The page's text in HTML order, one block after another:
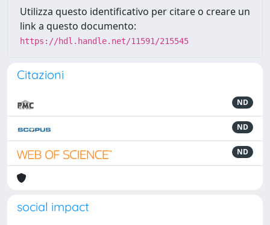
Utilizza questo identificativo per citare o creare un
link a questo documento:
https://hdl.handle.net/11591/215545
Citazioni
ND
ND
ND
social impact